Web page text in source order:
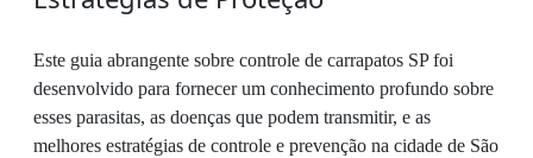
Este guia abrangente sobre controle de carrapatos SP foi
desenvolvido para fornecer um conhecimento profundo sobre
esses parasitas, as doenças que podem transmitir, e as
melhores estratégias de controle e prevenção na cidade de São